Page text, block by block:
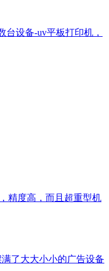
设备-uv平板打印机，
精度高，而且超重型机
了大大小小的广告设备